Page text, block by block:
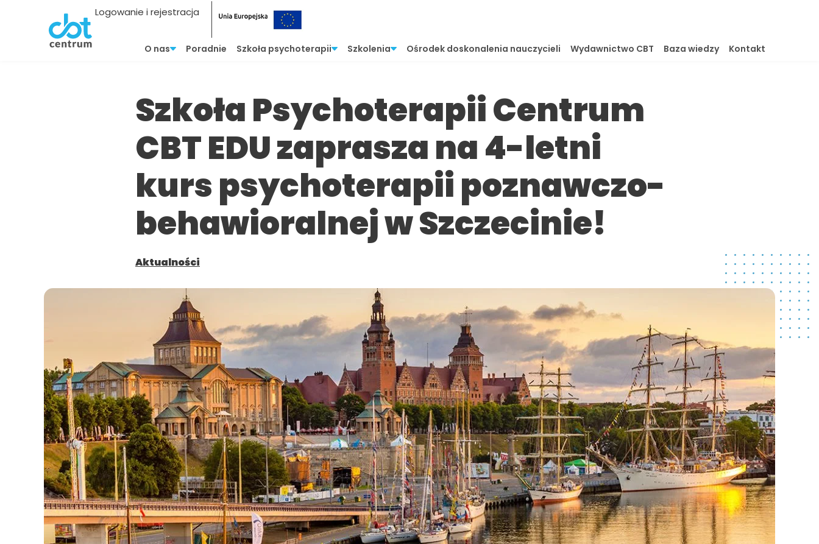
Logowanie i rejestracja
O nas Poradnie Szkoła psychoterapii Szkolenia Ośrodek doskonalenia nauczycieli Wydawnictwo CBT Baza wiedzy Kontakt
Szkoła Psychoterapii Centrum
CBT EDU zaprasza na 4-letni
kurs psychoterapii poznawczo-
behawioralnej w Szczecinie!
Aktualności